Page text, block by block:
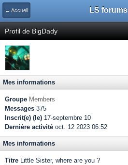
← Accueil LS forums
Profil de BigDady
Mes informations
Groupe Members
Messages 375
Inscrit(e) (le) 17-septembre 10
Dernière activité oct. 12 2023 06:52
Mes informations
Titre Little Sister, where are you ?